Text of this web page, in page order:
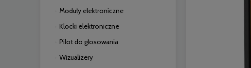
Moduły elektroniczne
Klocki elektroniczne
Pilot do głosowania
Wizualizery